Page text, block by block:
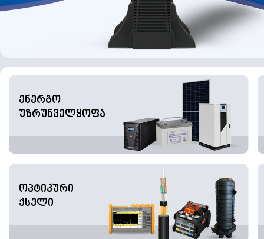
ენერგო
უზრუნველყოფა
ოპტიკური
ქსელი